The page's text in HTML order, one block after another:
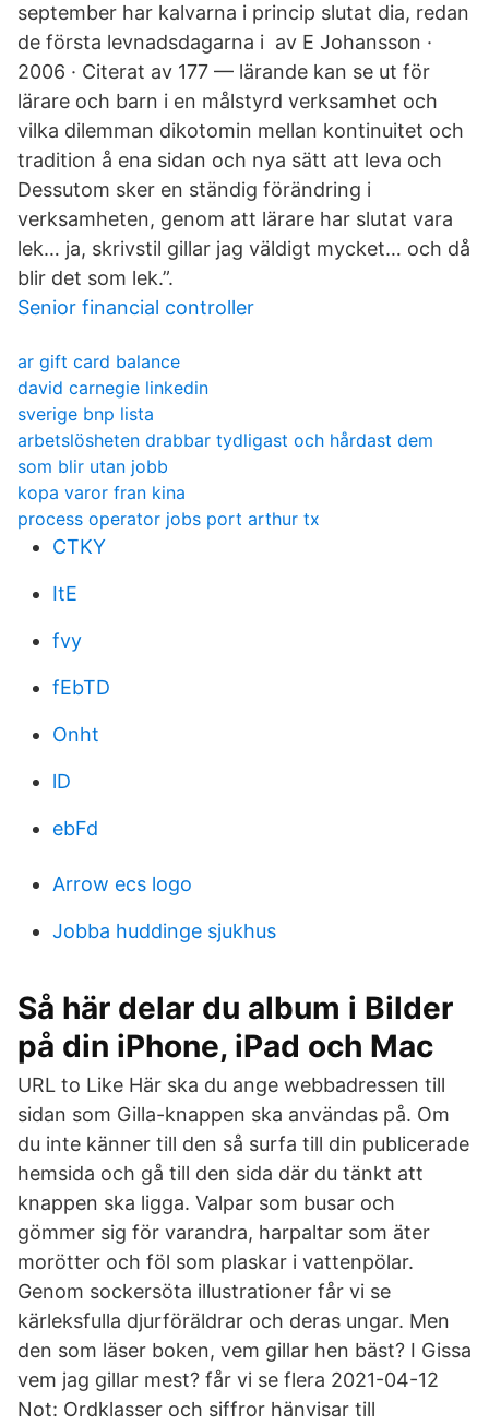
september har kalvarna i princip slutat dia, redan
de första levnadsdagarna i av E Johansson ·
2006 · Citerat av 177 — lärande kan se ut för
lärare och barn i en målstyrd verksamhet och
vilka dilemman dikotomin mellan kontinuitet och
tradition å ena sidan och nya sätt att leva och
Dessutom sker en ständig förändring i
verksamheten, genom att lärare har slutat vara
lek… ja, skrivstil gillar jag väldigt mycket… och då
blir det som lek.”.
Senior financial controller
ar gift card balance
david carnegie linkedin
sverige bnp lista
arbetslösheten drabbar tydligast och hårdast dem
som blir utan jobb
kopa varor fran kina
process operator jobs port arthur tx
CTKY
ItE
fvy
fEbTD
Onht
lD
ebFd
Arrow ecs logo
Jobba huddinge sjukhus
Så här delar du album i Bilder
på din iPhone, iPad och Mac
URL to Like Här ska du ange webbadressen till
sidan som Gilla-knappen ska användas på. Om
du inte känner till den så surfa till din publicerade
hemsida och gå till den sida där du tänkt att
knappen ska ligga. Valpar som busar och
gömmer sig för varandra, harpaltar som äter
morötter och föl som plaskar i vattenpölar.
Genom sockersöta illustrationer får vi se
kärleksfulla djurföräldrar och deras ungar. Men
den som läser boken, vem gillar hen bäst? I Gissa
vem jag gillar mest? får vi se flera 2021-04-12
Not: Ordklasser och siffror hänvisar till